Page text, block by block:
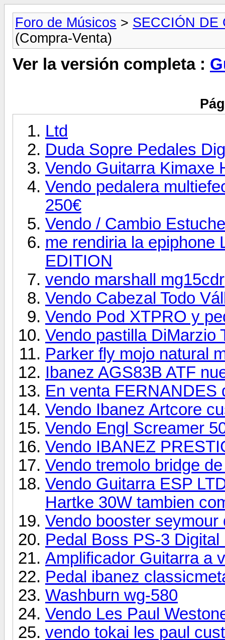
Foro de Músicos > SECCIÓN DE
(Compra-Venta)
Ver la versión completa :
Ltd
Duda Sopre Pedales
Vendo Guitarra Kimaxe
Vendo pedalera
250€
Vendo / Cambio
me rendiria la epiphone
EDITION
vendo marshall mg15cdr
Vendo Cabezal Todo
Vendo Pod XTPRO y
Vendo pastilla DiMarzio
Parker fly mojo natural
Ibanez AGS83B ATF
En venta FERNANDES
Vendo Ibanez Artcore
Vendo Engl Screamer
Vendo IBANEZ
Vendo tremolo bridge
Vendo Guitarra ESP
Hartke 30W tambien
Vendo booster seymour
Pedal Boss PS-3
Amplificador Guitarra a
Pedal ibanez
Washburn wg-580
Vendo Les Paul
vendo tokai les paul